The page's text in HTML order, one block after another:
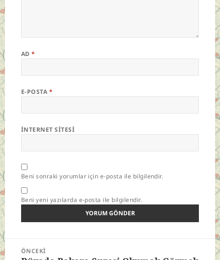
AD*
E-POSTA *
İNTERNET SITESI
Beni sonraki yorumlar için e-posta ile bilgilendir.
Beni yeni yazılarda e-posta ile bilgilendir.
Yazı
gezinmesi
ÖNCEKI